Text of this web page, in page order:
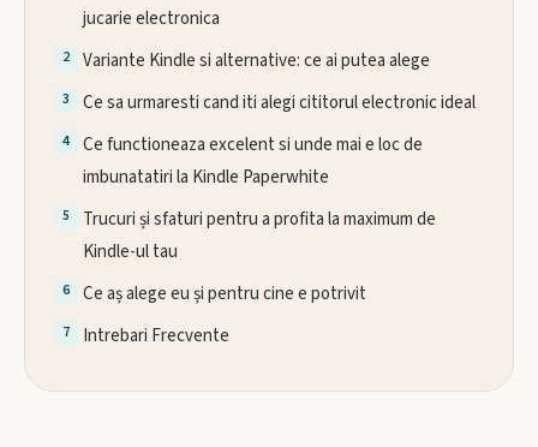
jucarie electronica
Variante Kindle si alternative: ce ai putea alege
Ce sa urmaresti cand iti alegi cititorul electronic ideal
Ce functioneaza excelent si unde mai e loc de
imbunatatiri la Kindle Paperwhite
Trucuri și sfaturi pentru a profita la maximum de
Kindle-ul tau
Ce aș alege eu și pentru cine e potrivit
Intrebari Frecvente